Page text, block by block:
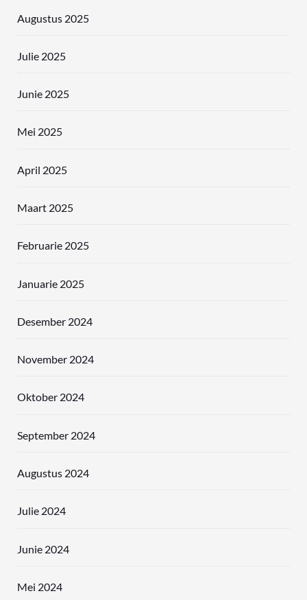
Augustus 2025
Julie 2025
Junie 2025
Mei 2025
April 2025
Maart 2025
Februarie 2025
Januarie 2025
Desember 2024
November 2024
Oktober 2024
September 2024
Augustus 2024
Julie 2024
Junie 2024
Mei 2024